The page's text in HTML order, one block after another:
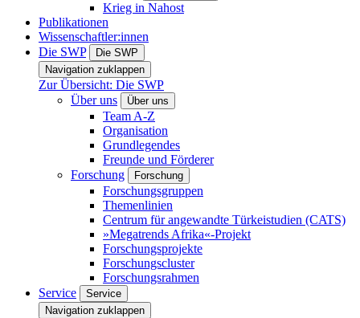
Krieg in Nahost
Publikationen
Wissenschaftler:innen
Die SWP
Die SWP
Navigation zuklappen
Zur Übersicht: Die SWP
Über uns
Über uns
Team A-Z
Organisation
Grundlegendes
Freunde und Förderer
Forschung
Forschung
Forschungsgruppen
Themenlinien
Centrum für angewandte Türkeistudien (CATS)
»Megatrends Afrika«-Projekt
Forschungsprojekte
Forschungscluster
Forschungsrahmen
Service
Service
Navigation zuklappen